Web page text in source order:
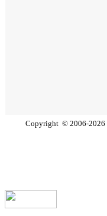
Copyright © 2006-2026